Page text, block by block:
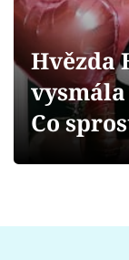
Videa
Sledujte
Přihlášení
Hvězda
Co